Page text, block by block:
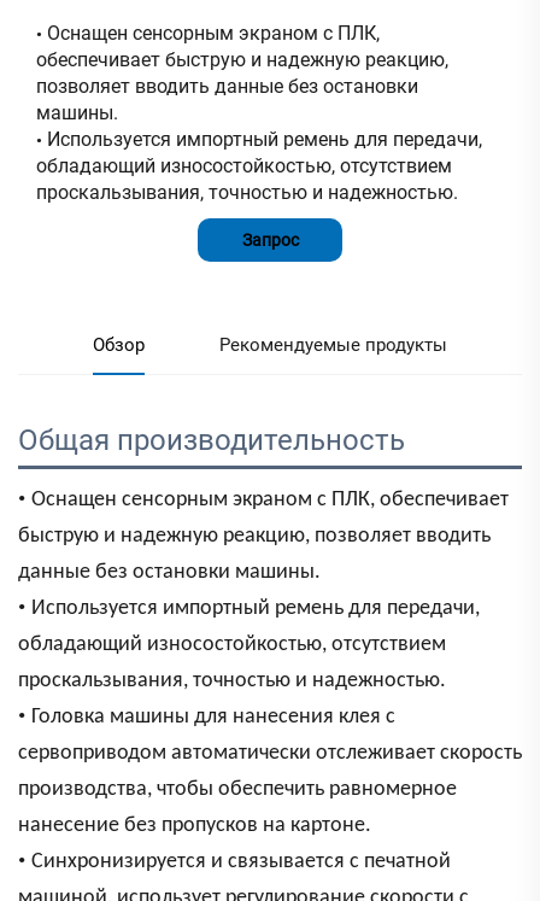
• Оснащен сенсорным экраном с ПЛК,
обеспечивает быструю и надежную реакцию,
позволяет вводить данные без остановки
машины.
• Используется импортный ремень для передачи,
обладающий износостойкостью, отсутствием
проскальзывания, точностью и надежностью.
Запрос
Обзор Рекомендуемые продукты
Общая производительность
• Оснащен сенсорным экраном с ПЛК, обеспечивает
быструю и надежную реакцию, позволяет вводить
данные без остановки машины.
• Используется импортный ремень для передачи,
обладающий износостойкостью, отсутствием
проскальзывания, точностью и надежностью.
• Головка машины для нанесения клея с
сервоприводом автоматически отслеживает скорость
производства, чтобы обеспечить равномерное
нанесение без пропусков на картоне.
• Синхронизируется и связывается с печатной